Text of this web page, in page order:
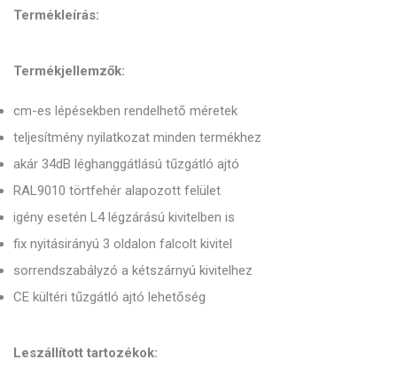
Termékleírás:
Termékjellemzők:
cm-es lépésekben rendelhető méretek
teljesítmény nyilatkozat minden termékhez
akár 34dB léghanggátlású tűzgátló ajtó
RAL9010 törtfehér alapozott felület
igény esetén L4 légzárású kivitelben is
fix nyitásirányú 3 oldalon falcolt kivitel
sorrendszabályzó a kétszárnyú kivitelhez
CE kültéri tűzgátló ajtó lehetőség
Leszállított tartozékok: